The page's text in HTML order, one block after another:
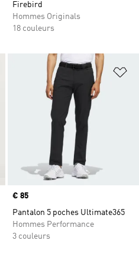
Firebird
Hommes Originals
18 couleurs
Ajouter à la Liste de produits
Prix
€ 85
Pantalon 5 poches Ultimate365
Hommes Performance
3 couleurs